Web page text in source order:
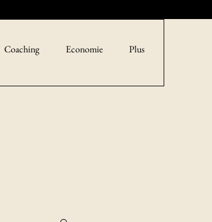
Coaching Economie Plus